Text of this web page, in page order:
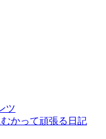
ツ
かって頑張る日記